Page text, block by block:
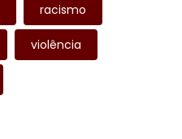
racismo
violência